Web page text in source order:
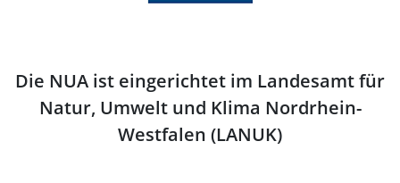
Die NUA ist eingerichtet im Landesamt für
Natur, Umwelt und Klima Nordrhein-
Westfalen (LANUK)